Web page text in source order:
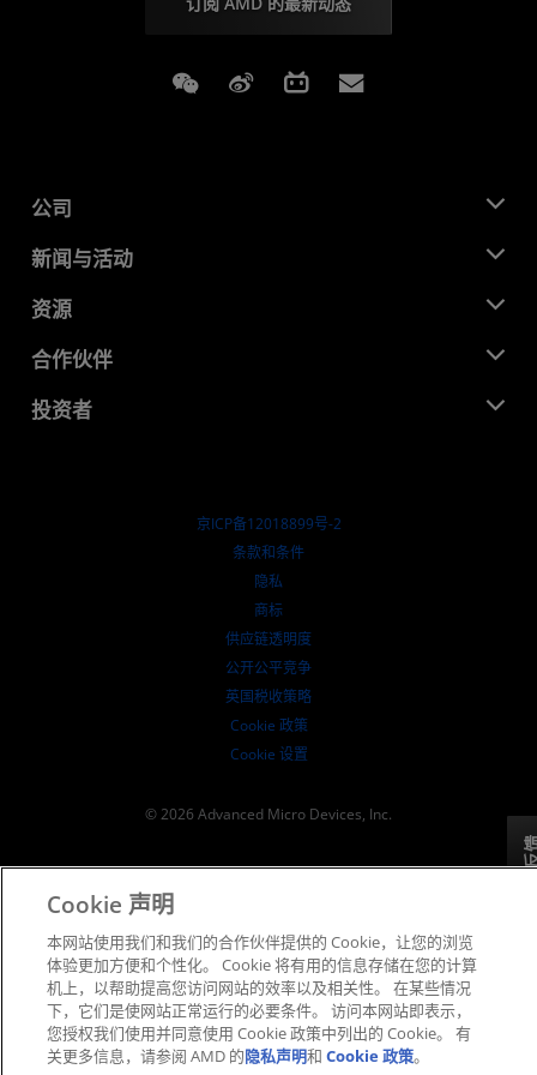
Weixin Weibo Bilibili
公司
关于 AMD
企业责任
就业机会
联系我们
新闻与活动
新闻中心
媒体库
资源
开发中心
成功案例
合作伙伴
AMD 合作伙伴中心
投资者
京ICP备12018899号-2
​条款和条件
隐私
商标
供应链透明度
公开公平竞争
英国税收策略
Cookie 政策
Cookie 设置
© 2026 Advanced Micro Devices, Inc.
Cookie 声明
本网站使用我们和我们的合作伙伴提供的 Cookie，让您的浏览
体验更加方便和个性化。 Cookie 将有用的信息存储在您的计算
机上，以帮助提高您访问网站的效率以及相关性。 在某些情况
下，它们是使网站正常运行的必要条件。 访问本网站即表示，
您授权我们使用并同意使用 Cookie 政策中列出的 Cookie。 有
关更多信息，请参阅 AMD 的隐私声明和Cookie 政策。